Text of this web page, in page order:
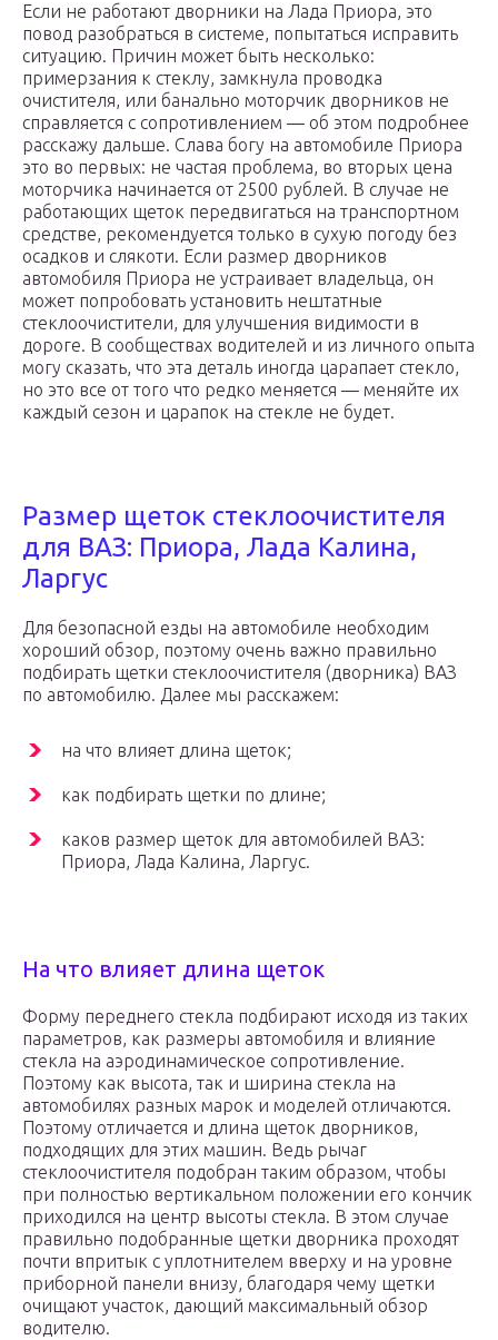
Если не работают дворники на Лада Приора, это
повод разобраться в системе, попытаться исправить
ситуацию. Причин может быть несколько:
примерзания к стеклу, замкнула проводка
очистителя, или банально моторчик дворников не
справляется с сопротивлением — об этом подробнее
расскажу дальше. Слава богу на автомобиле Приора
это во первых: не частая проблема, во вторых цена
моторчика начинается от 2500 рублей. В случае не
работающих щеток передвигаться на транспортном
средстве, рекомендуется только в сухую погоду без
осадков и слякоти. Если размер дворников
автомобиля Приора не устраивает владельца, он
может попробовать установить нештатные
стеклоочистители, для улучшения видимости в
дороге. В сообществах водителей и из личного опыта
могу сказать, что эта деталь иногда царапает стекло,
но это все от того что редко меняется — меняйте их
каждый сезон и царапок на стекле не будет.
Размер щеток стеклоочистителя
для ВАЗ: Приора, Лада Калина,
Ларгус
Для безопасной езды на автомобиле необходим
хороший обзор, поэтому очень важно правильно
подбирать щетки стеклоочистителя (дворника) ВАЗ
по автомобилю. Далее мы расскажем:
на что влияет длина щеток;
как подбирать щетки по длине;
каков размер щеток для автомобилей ВАЗ:
Приора, Лада Калина, Ларгус.
На что влияет длина щеток
Форму переднего стекла подбирают исходя из таких
параметров, как размеры автомобиля и влияние
стекла на аэродинамическое сопротивление.
Поэтому как высота, так и ширина стекла на
автомобилях разных марок и моделей отличаются.
Поэтому отличается и длина щеток дворников,
подходящих для этих машин. Ведь рычаг
стеклоочистителя подобран таким образом, чтобы
при полностью вертикальном положении его кончик
приходился на центр высоты стекла. В этом случае
правильно подобранные щетки дворника проходят
почти впритык с уплотнителем вверху и на уровне
приборной панели внизу, благодаря чему щетки
очищают участок, дающий максимальный обзор
водителю.